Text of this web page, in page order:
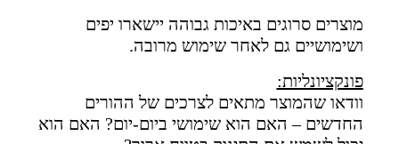
מוצרים סרוגים באיכות גבוהה יישארו יפים
ושימושיים גם לאחר שימוש מרובה.
פונקציונליות:
וודאו שהמוצר מתאים לצרכים של ההורים
החדשים – האם הוא שימושי ביום-יום? האם הוא